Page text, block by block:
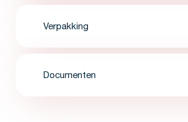
Verpakking
Documenten